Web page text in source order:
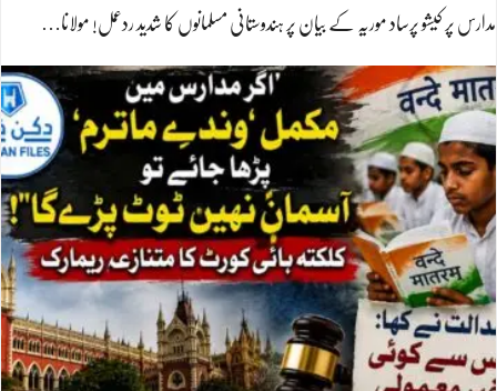
مدارس پر کیشو پرساد موریہ کے بیان پر ہندوستانی مسلمانوں کا شدید ردعمل! مولانا…